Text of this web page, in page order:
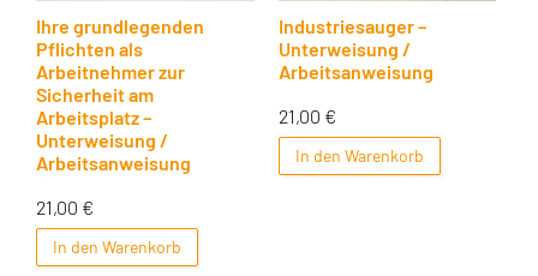
Ihre grundlegenden
Pflichten als
Arbeitnehmer zur
Sicherheit am
Arbeitsplatz –
Unterweisung /
Arbeitsanweisung
21,00 €
In den Warenkorb
Industriesauger –
Unterweisung /
Arbeitsanweisung
21,00 €
In den Warenkorb